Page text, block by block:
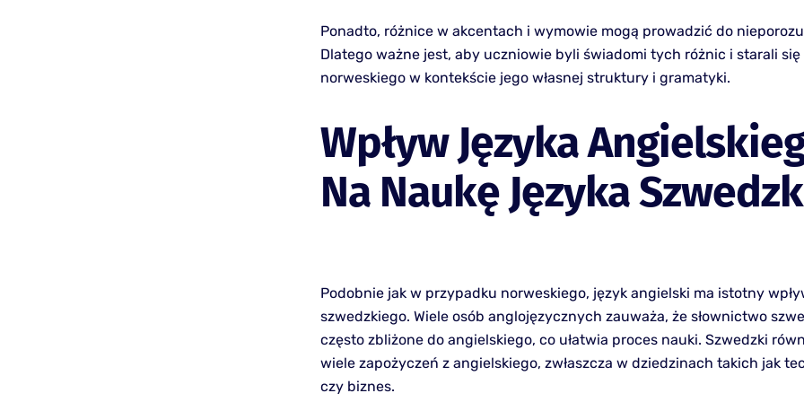
Ponadto, różnice w akcentach i wymowie mogą prowadzić do
Dlatego ważne jest, aby uczniowie byli świadomi tych różnic i starali
norweskiego w kontekście jego własnej struktury i gramatyki.
Wpływ Języka
Na Naukę Języka
Podobnie jak w przypadku norweskiego, język angielski ma istotny
szwedzkiego. Wiele osób anglojęzycznych zauważa, że słownictwo
często zbliżone do angielskiego, co ułatwia proces nauki. Szwedzki
wiele zapożyczeń z angielskiego, zwłaszcza w dziedzinach takich jak
czy biznes.